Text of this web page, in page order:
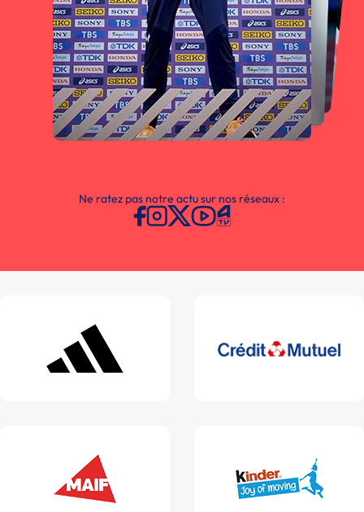
Ne ratez pas notre actu sur nos réseaux :